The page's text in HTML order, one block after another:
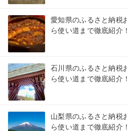
愛知県のふるさと納税
ら使い道まで徹底紹介！
石川県のふるさと納税
ら使い道まで徹底紹介！
山梨県のふるさと納税
ら使い道まで徹底紹介！